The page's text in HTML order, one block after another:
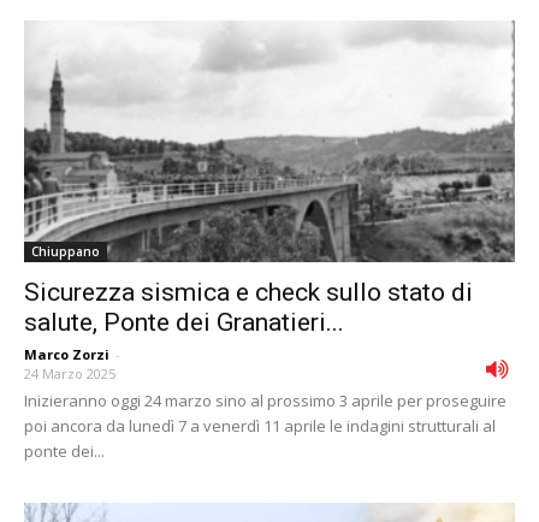
Chiuppano
Sicurezza sismica e check sullo stato di
salute, Ponte dei Granatieri...
Marco Zorzi -
24 Marzo 2025
Inizieranno oggi 24 marzo sino al prossimo 3 aprile per proseguire
poi ancora da lunedì 7 a venerdì 11 aprile le indagini strutturali al
ponte dei...